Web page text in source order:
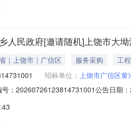
人民政府[邀请随机]上饶市大
｜上饶市｜广信区 服务采购
工程
招标单位： 上饶市广信区
：20260726123814731001公告日期
服务商品信息商品名称品牌参数数量